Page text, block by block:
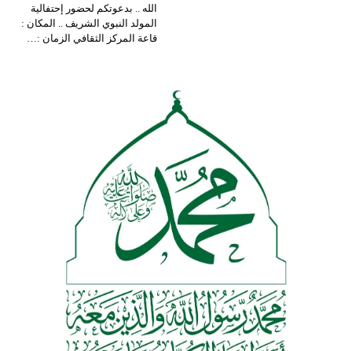
الله .. بدعوتكم لحضور إحتفالية
المولد النبوي الشريف .. المكان :
قاعة المركز الثقافي الزمان :…